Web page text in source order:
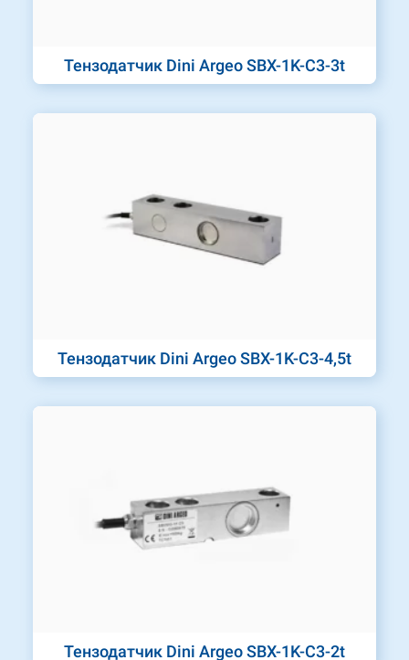
Тензодатчик Dini Argeo SBX-1K-C3-3t
Тензодатчик Dini Argeo SBX-1K-C3-4,5t
Тензодатчик Dini Argeo SBX-1K-C3-2t